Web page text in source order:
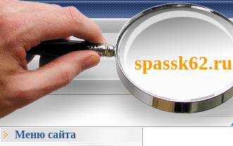
spassk62.ru
Меню сайта